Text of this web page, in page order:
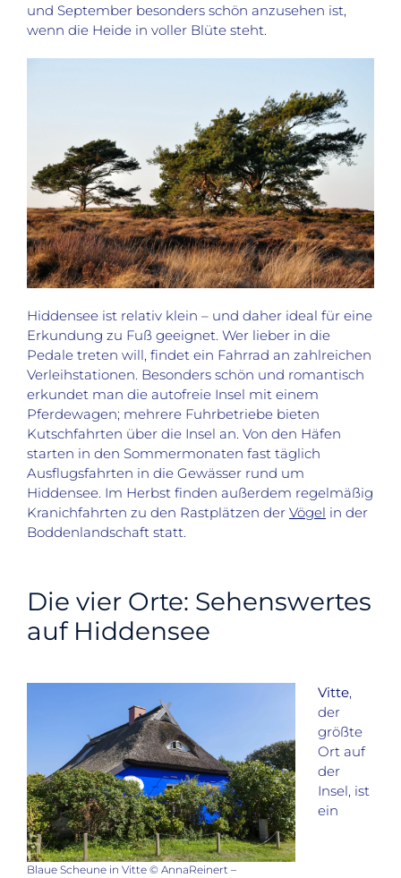
und September besonders schön anzusehen ist,
wenn die Heide in voller Blüte steht.
Hiddensee ist relativ klein – und daher ideal für eine
Erkundung zu Fuß geeignet. Wer lieber in die
Pedale treten will, findet ein Fahrrad an zahlreichen
Verleihstationen. Besonders schön und romantisch
erkundet man die autofreie Insel mit einem
Pferdewagen; mehrere Fuhrbetriebe bieten
Kutschfahrten über die Insel an. Von den Häfen
starten in den Sommermonaten fast täglich
Ausflugsfahrten in die Gewässer rund um
Hiddensee. Im Herbst finden außerdem regelmäßig
Kranichfahrten zu den Rastplätzen der Vögel in der
Boddenlandschaft statt.
Die vier Orte: Sehenswertes
auf Hiddensee
Blaue Scheune in Vitte © AnnaReinert –
Vitte,
der
größte
Ort auf
der
Insel, ist
ein